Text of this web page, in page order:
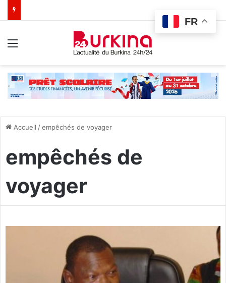
Accueil /empêchés de voyager
empêchés de
voyager
FR